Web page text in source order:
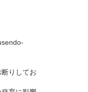
りしてお